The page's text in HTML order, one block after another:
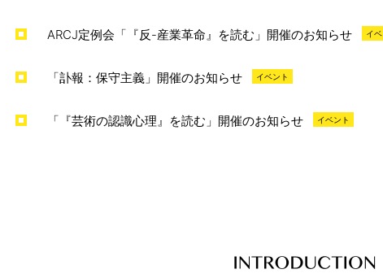
ARCJ定例会「『反-産業革命』を読む」開催のお知らせ イ
「訃報：保守主義」開催のお知らせ イベント
「『芸術の認識心理』を読む」開催のお知らせ イベント